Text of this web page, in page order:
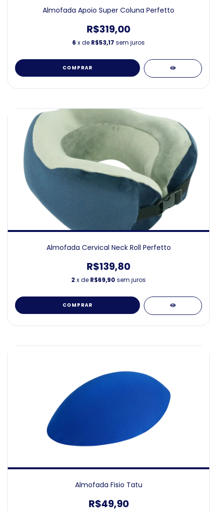
Almofada Apoio Super Coluna Perfetto
R$319,00
6 x de R$53,17 sem juros
COMPRAR
Almofada Cervical Neck Roll Perfetto
R$139,80
2 x de R$69,90 sem juros
COMPRAR
Almofada Fisio Tatu
R$49,90